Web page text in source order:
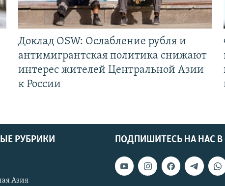
Доклад OSW: Ослабление рубля и
антимигрантская политика снижают
интерес жителей Центральной Азии
к России
ПОДПИШИТЕСЬ НА НАС В
РУБРИКИ
Азия